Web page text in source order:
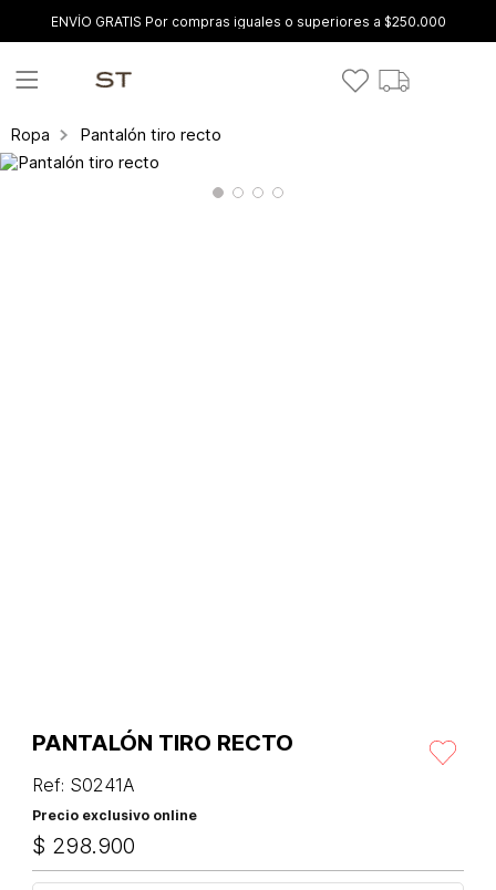
ENVÍO GRATIS Por compras iguales o superiores a $250.000
Ropa Pantalón tiro recto
PANTALÓN TIRO RECTO
Ref: S0241A
Precio exclusivo online
$ 298.900